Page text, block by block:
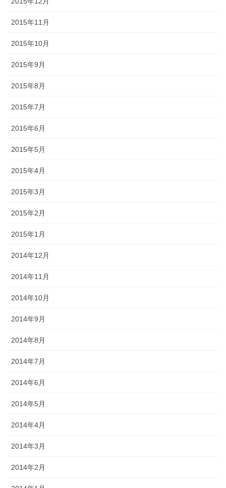
2015年11月
2015年10月
2015年9月
2015年8月
2015年7月
2015年6月
2015年5月
2015年4月
2015年3月
2015年2月
2015年1月
2014年12月
2014年11月
2014年10月
2014年9月
2014年8月
2014年7月
2014年6月
2014年5月
2014年4月
2014年3月
2014年2月